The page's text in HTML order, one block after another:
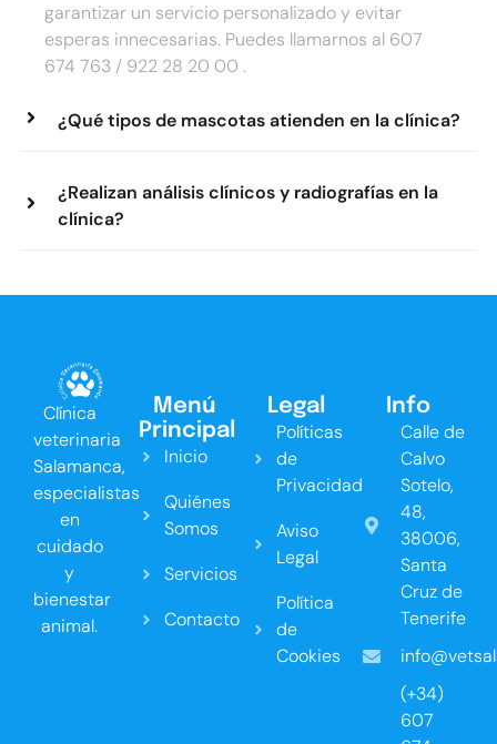
garantizar un servicio personalizado y evitar
esperas innecesarias. Puedes llamarnos al 607
674 763 / 922 28 20 00 .
¿Qué tipos de mascotas atienden en la clínica?
¿Realizan análisis clínicos y radiografías en la
clínica?
Clínica
veterinaria
Salamanca,
especialistas
en
cuidado
y
bienestar
animal.
Menú
Principal
Inicio
Quiénes
Somos
Servicios
Contacto
Legal
Políticas
de
Privacidad
Aviso
Legal
Política
de
Cookies
Info
Calle de
Calvo
Sotelo,
48,
38006,
Santa
Cruz de
Tenerife
(+34)
607